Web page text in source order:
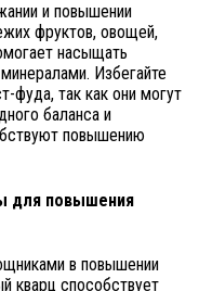
и повышении
фруктов, овощей,
насыщать
Избегайте
фуда, так как они могут
баланса и
повышению
для повышения
в повышении
кварц способствует